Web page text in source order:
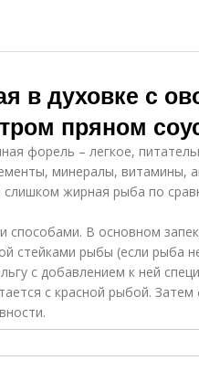
в духовке с
пряном
форель – легкое,
минералы, витамины,
слишком жирная рыба по
способами. В основном
стейками рыбы (если рыба
с добавлением к ней
с красной рыбой.